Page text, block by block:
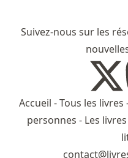
Suivez-nous sur les
Accueil -Tous les livres
personnes - Les